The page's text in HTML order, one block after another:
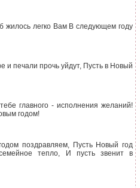
жилось легко Вам В следующем году
и печали прочь уйдут, Пусть в Новый
главного - исполнения желаний!
годом!
поздравляем, Пусть Новый год
тепло, И пусть звенит в